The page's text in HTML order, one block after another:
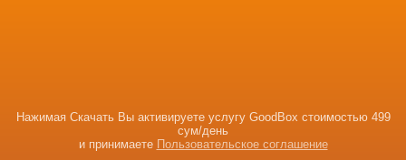
Нажимая Скачать Вы активируете услугу GoodBox стоимостью 499
сум/день
и принимаете Пользовательское соглашение